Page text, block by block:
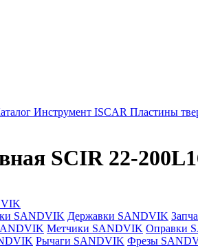
Инструмент ISCAR Пластины
SCIR 22-
SANDVIK Державки SANDVIK
Метчики SANDVIK Оправки
Рычаги SANDVIK Фрезы